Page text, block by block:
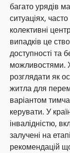
багато урядів
ситуаціях,
колективні
випадків це
доступності та
можливостями.
розглядати як
житла для
варіантом
керувати. У
інвалідністю,
залучені на
рекомендацій